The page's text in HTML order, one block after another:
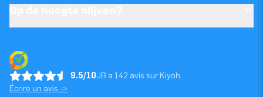
9.5/10JB a 142 avis sur Kiyoh
Écrire un avis ->